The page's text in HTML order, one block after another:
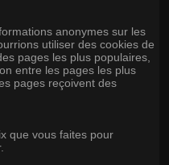
anonymes sur les
utiliser des cookies de
pages les plus populaires,
entre les pages les plus
pages reçoivent des
que vous faites pour